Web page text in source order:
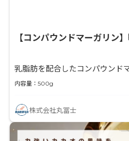
【コンパウンドマーガリン
乳脂肪を配合したコンパウンド
内容量：500g
株式会社丸冨士